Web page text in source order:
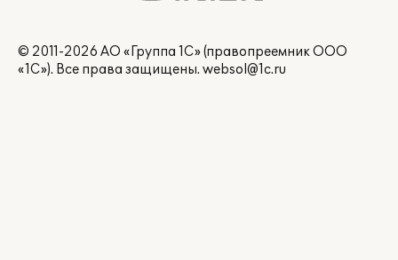
© 2011-2026 АО «Группа 1С» (правопреемник ООО
«1С»). Все права защищены. websol@1c.ru